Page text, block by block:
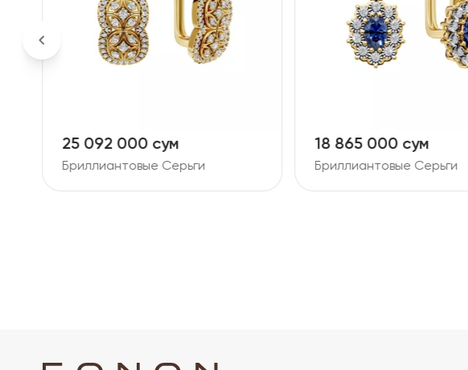
18 865 000 сум
Бриллиантовые Серьги
26 387 000 сум
Бриллиантовые Серьги